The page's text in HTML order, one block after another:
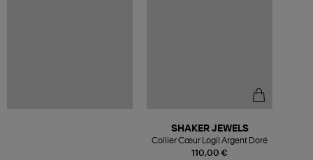
110,00 €
SHAKER JEWELS
Collier Cœur Logil Argent Doré